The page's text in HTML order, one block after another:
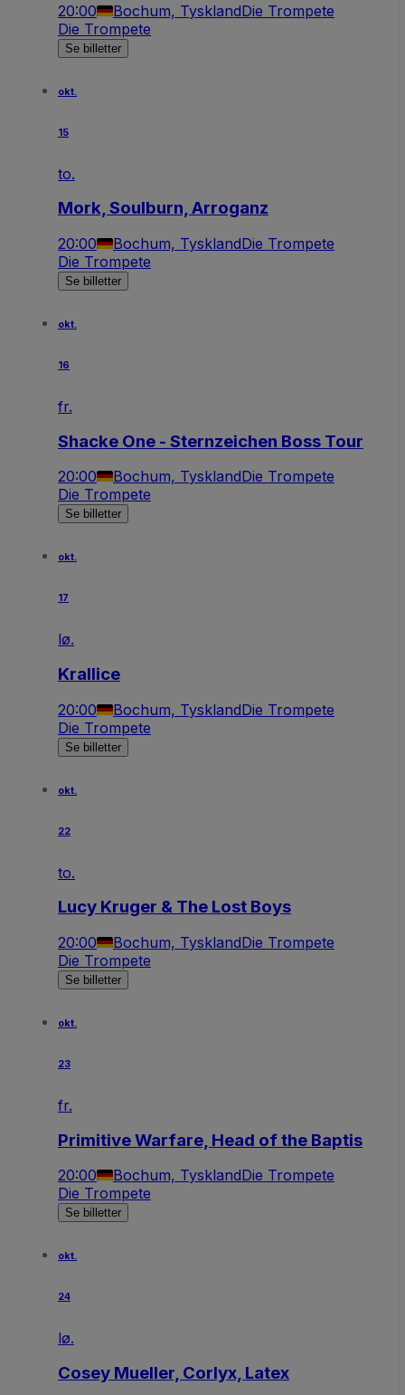
20:00 Bochum, TysklandDie Trompete
Die Trompete
Se billetter
okt.
15
to.
Mork, Soulburn, Arroganz
20:00 Bochum, TysklandDie Trompete
Die Trompete
Se billetter
okt.
16
fr.
Shacke One - Sternzeichen Boss Tour
20:00 Bochum, TysklandDie Trompete
Die Trompete
Se billetter
okt.
17
lø.
Krallice
20:00 Bochum, TysklandDie Trompete
Die Trompete
Se billetter
okt.
22
to.
Lucy Kruger & The Lost Boys
20:00 Bochum, TysklandDie Trompete
Die Trompete
Se billetter
okt.
23
fr.
Primitive Warfare, Head of the Baptis
20:00 Bochum, TysklandDie Trompete
Die Trompete
Se billetter
okt.
24
lø.
Cosey Mueller, Corlyx, Latex